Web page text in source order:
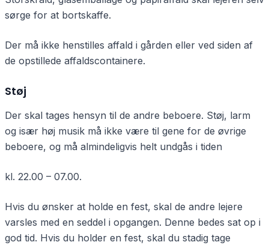
sørge for at bortskaffe.
Der må ikke henstilles affald i gården eller ved siden af
de opstillede affaldscontainere.
Støj
Der skal tages hensyn til de andre beboere. Støj, larm
og især høj musik må ikke være til gene for de øvrige
beboere, og må almindeligvis helt undgås i tiden
kl. 22.00 – 07.00.
Hvis du ønsker at holde en fest, skal de andre lejere
varsles med en seddel i opgangen. Denne bedes sat op i
god tid. Hvis du holder en fest, skal du stadig tage